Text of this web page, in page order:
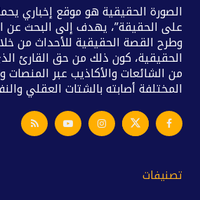
الصورة الحقيقية هو موقع إخباري
على الحقيقة”، يهدف إلى البحث عن
وطرح القصة الحقيقية للأحداث من
الحقيقية، كون ذلك من حق القارئ
من الشائعات والأكاذيب عبر المنصات
المختلفة أصابته بالشتات العقلي
تصنيفات